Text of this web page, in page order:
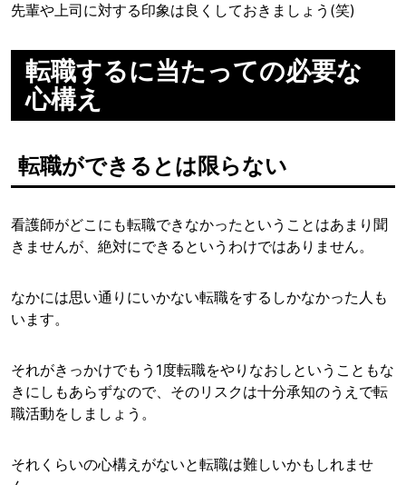
先輩や上司に対する印象は良くしておきましょう(笑)
転職するに当たっての必要な
心構え
転職ができるとは限らない
看護師がどこにも転職できなかったということはあまり聞
きませんが、絶対にできるというわけではありません。
なかには思い通りにいかない転職をするしかなかった人も
います。
それがきっかけでもう1度転職をやりなおしということもな
きにしもあらずなので、そのリスクは十分承知のうえで転
職活動をしましょう。
それくらいの心構えがないと転職は難しいかもしれませ